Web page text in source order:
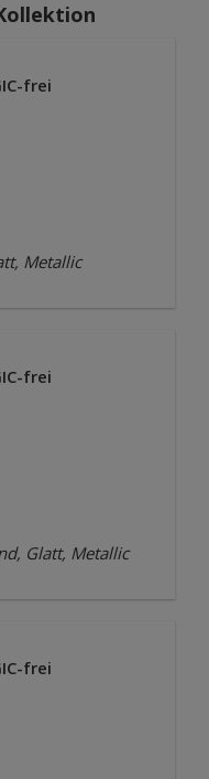
frei
Metallic
frei
Glatt, Metallic
frei